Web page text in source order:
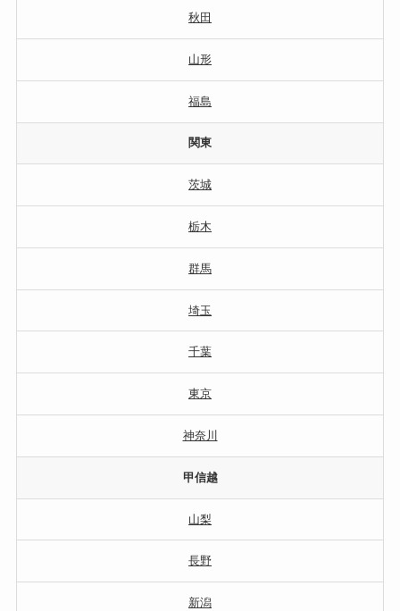
秋田
山形
福島
関東
茨城
栃木
群馬
埼玉
千葉
東京
神奈川
甲信越
山梨
長野
新潟